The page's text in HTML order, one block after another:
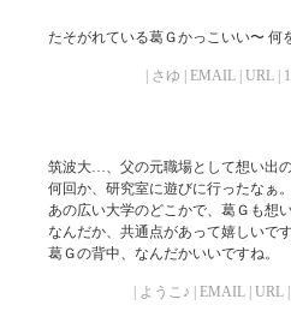
たそがれている葛Ｇかっこいい〜 何
| さゆ | EMAIL | URL |
筑波大…、父の元職場として想い出の
何回か、研究室に遊びに行ったなぁ。
あの広い大学のどこかで、葛Ｇも想
なんだか、共通点があって嬉しいです
葛Ｇの背中、なんだかいいですね。
| ようこ♪ | EMAIL | URL